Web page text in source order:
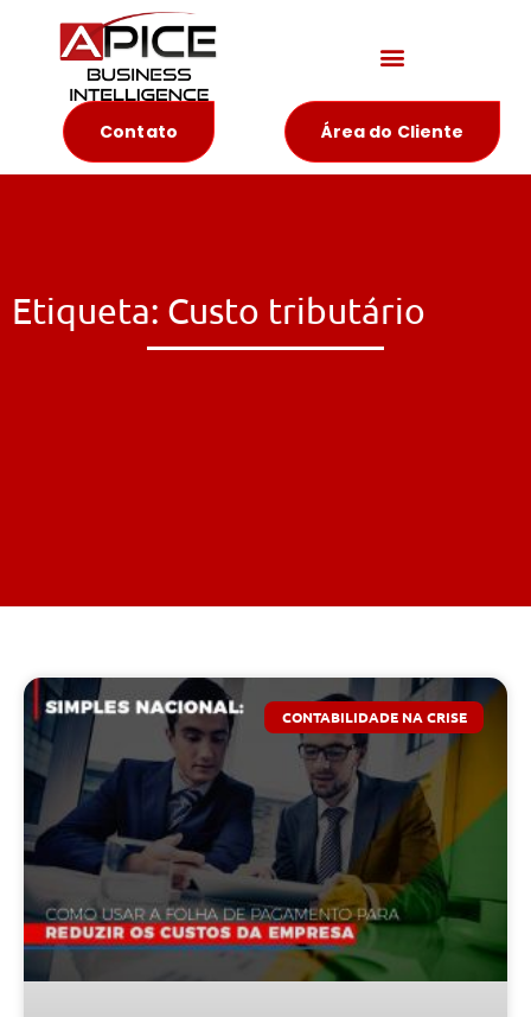
Contato Área do Cliente
Etiqueta: Custo tributário
CONTABILIDADE NA CRISE